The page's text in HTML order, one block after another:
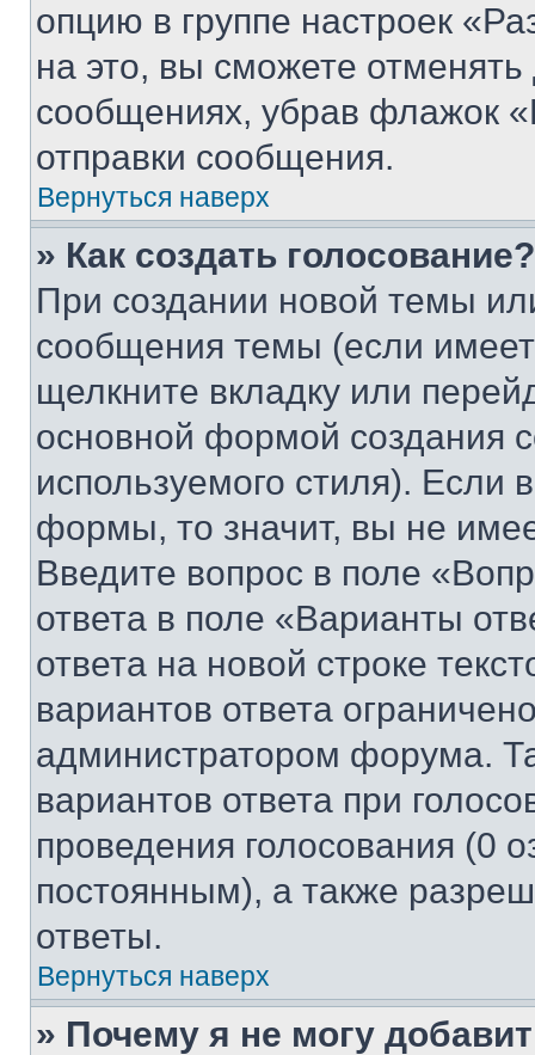
опцию в группе настроек
на это, вы сможете
сообщениях, убрав флажок
отправки сообщения.
Вернуться наверх
» Как создать голосование?
При создании новой темы
сообщения темы (если
щелкните вкладку или
основной формой создания
используемого стиля). Если
формы, то значит, вы не
Введите вопрос в поле
ответа в поле «Варианты
ответа на новой строке
вариантов ответа
администратором форума.
вариантов ответа при
проведения голосования (0
постоянным), а также
ответы.
Вернуться наверх
» Почему я не могу